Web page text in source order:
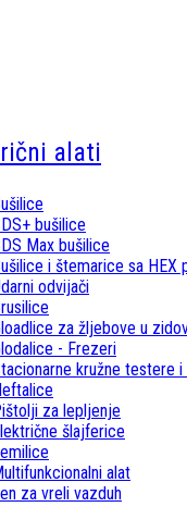
alati
bušilice
Max bušilice
i štemarice sa HEX
odvijači
za žljebove u
- Frezeri
kružne testere
za lepljenje
šlajferice
alat
za vreli vazduh